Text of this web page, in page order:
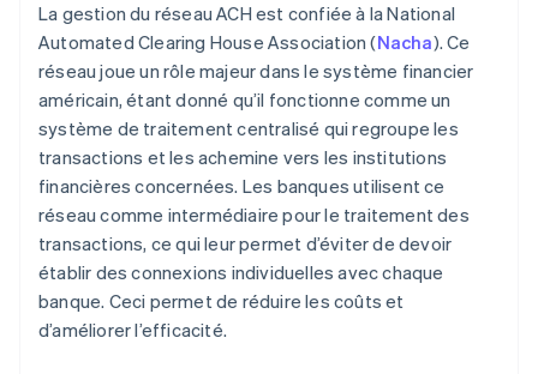
La gestion du réseau ACH est confiée à la National
Automated Clearing House Association (Nacha). Ce
réseau joue un rôle majeur dans le système financier
américain, étant donné qu’il fonctionne comme un
système de traitement centralisé qui regroupe les
transactions et les achemine vers les institutions
financières concernées. Les banques utilisent ce
réseau comme intermédiaire pour le traitement des
transactions, ce qui leur permet d’éviter de devoir
établir des connexions individuelles avec chaque
banque. Ceci permet de réduire les coûts et
d’améliorer l’efficacité.